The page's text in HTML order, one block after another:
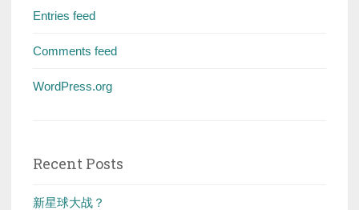
Entries feed
Comments feed
WordPress.org
Recent Posts
新星球大战？